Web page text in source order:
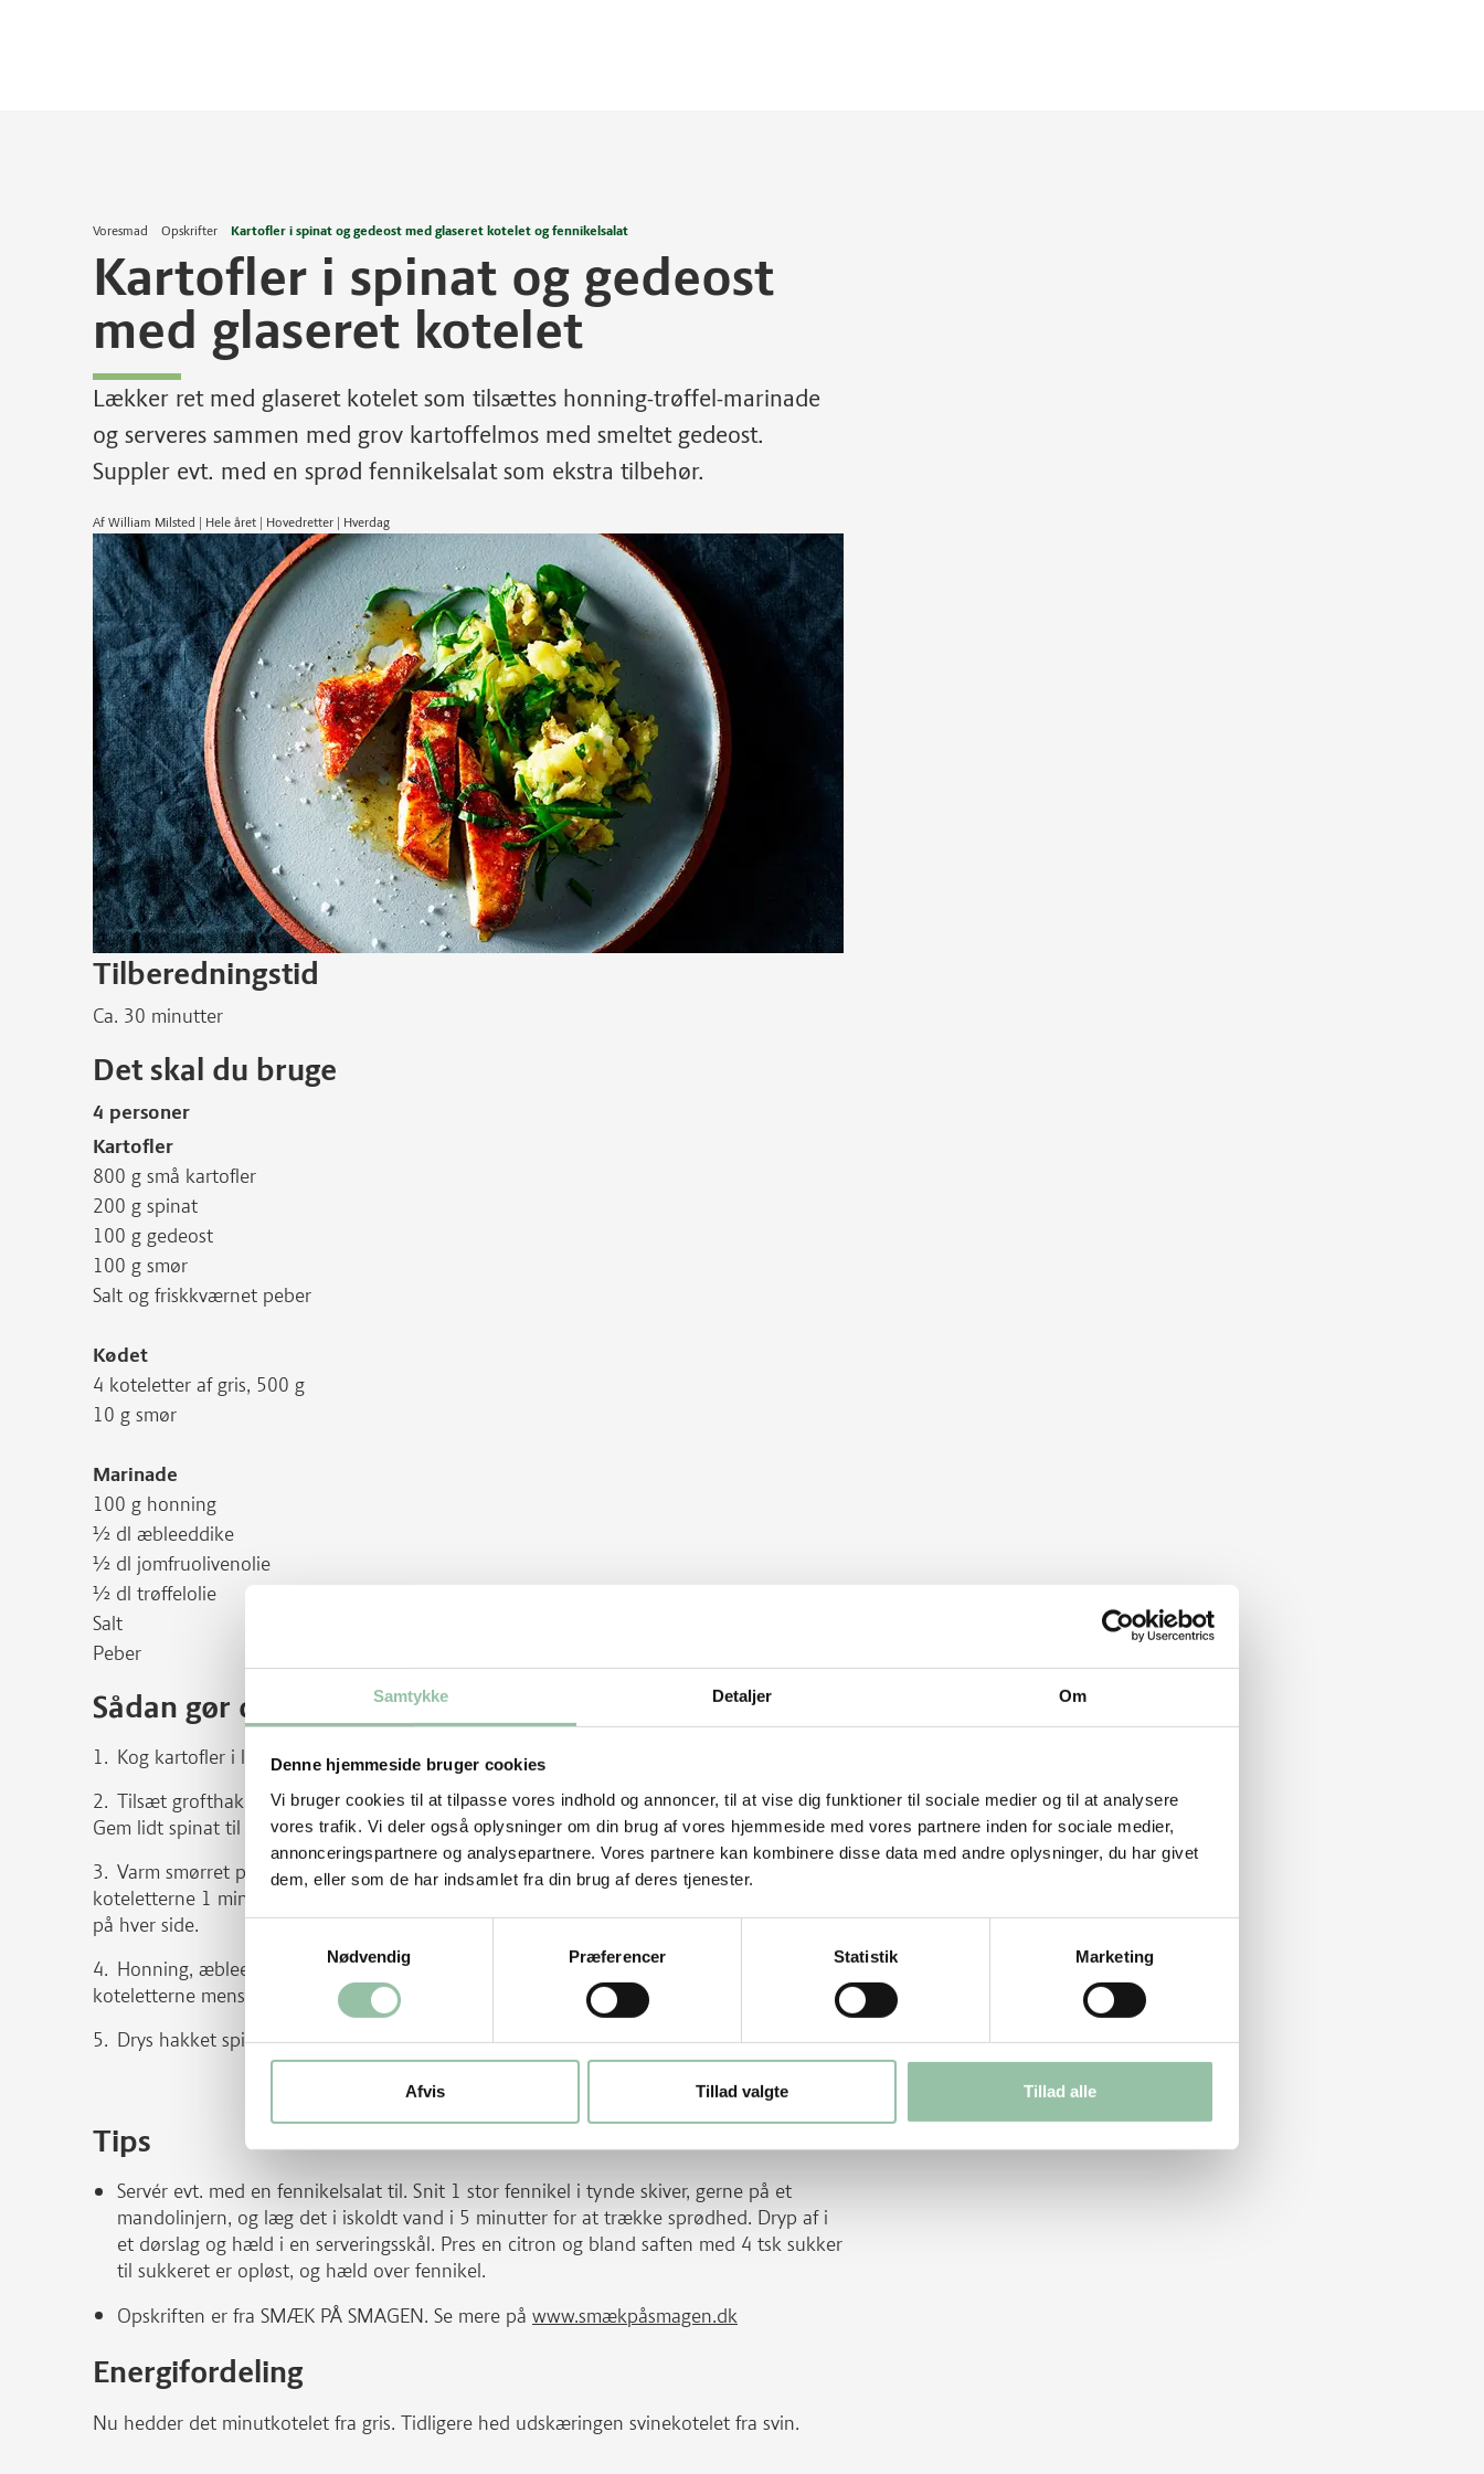
Samtykke Detaljer Om
Denne hjemmeside bruger cookies
Vi bruger cookies til at tilpasse vores indhold og annoncer, til at vise dig funktioner til sociale medier og til at analysere
vores trafik. Vi deler også oplysninger om din brug af vores hjemmeside med vores partnere inden for sociale medier,
annonceringspartnere og analysepartnere. Vores partnere kan kombinere disse data med andre oplysninger, du har givet
dem, eller som de har indsamlet fra din brug af deres tjenester.
Nødvendig
Præferencer Statistik Marketing
Afvis Tillad valgte Tillad alle
Voresmad Opskrifter Kartofler i spinat og gedeost med glaseret kotelet og fennikelsalat
Kartofler i spinat og gedeost
med glaseret kotelet
Lækker ret med glaseret kotelet som tilsættes honning-trøffel-marinade
og serveres sammen med grov kartoffelmos med smeltet gedeost.
Suppler evt. med en sprød fennikelsalat som ekstra tilbehør.
Af William Milsted | Hele året | Hovedretter | Hverdag
Tilberedningstid
Ca. 30 minutter
Det skal du bruge
4 personer
Kartofler
800 g små kartofler
200 g spinat
100 g gedeost
100 g smør
Salt og friskkværnet peber
Kødet
4 koteletter af gris, 500 g
10 g smør
Marinade
100 g honning
½ dl æbleeddike
½ dl jomfruolivenolie
½ dl trøffelolie
Salt
Peber
Sådan gør du
Kog kartofler i letsaltet vand, til de er møre, hvorefter de stampes groft.
Tilsæt grofthakket spinat, gedeost, smør, salt og peber, og lad det smelte sammen.
Gem lidt spinat til pynt.
Varm smørret på en pande ved høj varme. Smørret skal bruse af og være gyldent. Brun
koteletterne 1 minut på hver side. Skru ned til middelvarme og steg yderligere 2 minutter
på hver side.
Honning, æbleeddike, olivenolie og trøffelolie piskes sammen, og hældes ud over
koteletterne mens de trækker færdigt på den varme pande i 2 minutter.
Drys hakket spinat på toppen.
Tips
Servér evt. med en fennikelsalat til. Snit 1 stor fennikel i tynde skiver, gerne på et
mandolinjern, og læg det i iskoldt vand i 5 minutter for at trække sprødhed. Dryp af i
et dørslag og hæld i en serveringsskål. Pres en citron og bland saften med 4 tsk sukker
til sukkeret er opløst, og hæld over fennikel.
Opskriften er fra SMÆK PÅ SMAGEN. Se mere på www.smækpåsmagen.dk
Energifordeling
Nu hedder det minutkotelet fra gris. Tidligere hed udskæringen svinekotelet fra svin.